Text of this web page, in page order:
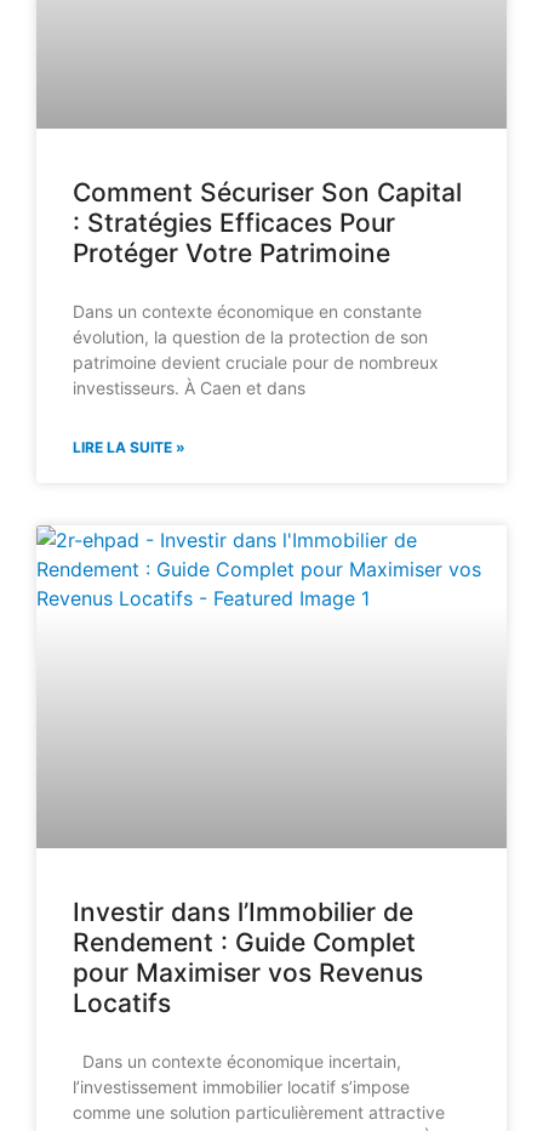
Comment Sécuriser Son Capital
: Stratégies Efficaces Pour
Protéger Votre Patrimoine
Dans un contexte économique en constante
évolution, la question de la protection de son
patrimoine devient cruciale pour de nombreux
investisseurs. À Caen et dans
LIRE LA SUITE »
Investir dans l’Immobilier de
Rendement : Guide Complet
pour Maximiser vos Revenus
Locatifs
Dans un contexte économique incertain,
l’investissement immobilier locatif s’impose
comme une solution particulièrement attractive